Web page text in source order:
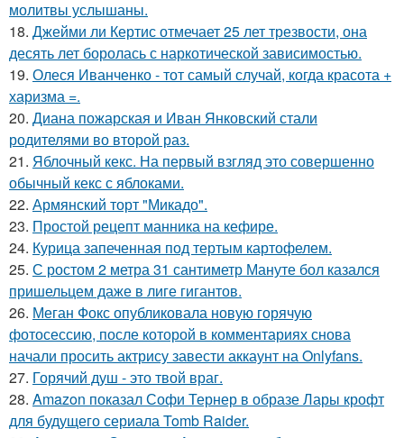
молитвы услышаны.
18. Джейми ли Кертис отмечает 25 лет трезвости, она
десять лет боролась с наркотической зависимостью.
19. Олеся Иванченко - тот самый случай, когда красота +
харизма =.
20. Диана пожарская и Иван Янковский стали
родителями во второй раз.
21. Яблочный кекс. На первый взгляд это совершенно
обычный кекс с яблоками.
22. Армянский торт "Микадо".
23. Простой рецепт манника на кефире.
24. Курица запеченная под тертым картофелем.
25. С ростом 2 метра 31 сантиметр Мануте бол казался
пришельцем даже в лиге гигантов.
26. Меган Фокс опубликовала новую горячую
фотосессию, после которой в комментариях снова
начали просить актрису завести аккаунт на Onlyfans.
27. Горячий душ - это твой враг.
28. Amazon показал Софи Тернер в образе Лары крофт
для будущего сериала Tomb Raider.